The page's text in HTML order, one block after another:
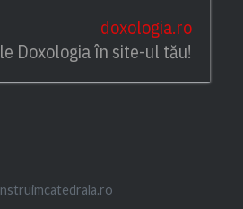
doxologia.ro
Doxologia în site-ul tău!